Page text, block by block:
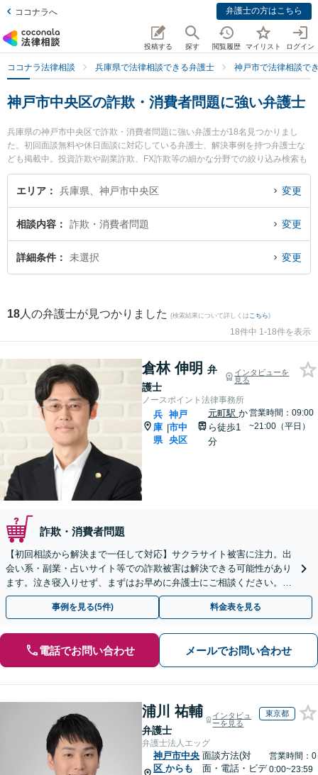
ココナラへ 弁護士の方はこちら
投稿する 探す 閲覧履歴 マイリスト ログイン
ココナラ法律相談 兵庫県で法律相談できる弁護士 神戸市で法律相談で
神戸市中央区の詐欺・消費者問題に強い弁護士
兵庫県の神戸市中央区で詐欺・消費者問題に強い弁護士が18名見つかりまし
た。初回面談無料や休日面談に対応している弁護士、解決事例を持つ弁護士な
ども掲載中。投資詐欺や副業詐欺、FX詐欺等の細かな分野での絞り込み検索も
でき便利です。特にノースポイント法律事務所の倉林 伸明弁護士や神戸ひだま
り法律事務所の定岡 治郎弁護士、弁護士法人セラヴィの崔 舜記弁護士のプロフ
い』『詐欺・消費者問題のトラブル解決の実績豊富な近くの弁護士を検索した
い』『初回相談無料で詐欺・消費者問題を法律相談できる神戸市中央区内の弁
護士に相談予約したい』などでお困りの相談者さんにおすすめです。
エリア 兵庫県、神戸市中央区 変更
相談内容 詐欺・消費者問題 変更
詳細条件 未選択 変更
18 人の弁護士が見つかりました (検索結果について詳しくは こちら)
18件中 1-18件を表示
倉林 伸明 弁
護士
インタビューを
見る
ノースポイント法律事務所
兵
庫
県
|
神戸
市中
央区
元町駅 か
ら徒歩1
分
営業時間：09:00
~21:00（平日）
詐欺・消費者問題
【初回相談から解決まで一任して対応】サクラサイト被害に注力。出
会い系・副業・占いサイト等での詐欺被害は解決できる可能性があり
ます。泣き寝入りせず、まずはお早めに弁護士にご相談ください。
【元町駅1分・土日夜間の相談歓迎】
事例を見る(5件) 料金表を見る
電話でお問い合わせ メールでお問い合わせ
浦川 祐輔
弁護士
インタビュ
ーを見る
東京都
弁護士法人エッグ
神戸市中央
区 からも
面談方法(対
面・電話・ビデ
営業時間：0
0:00~23:59